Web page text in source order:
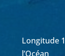
Longitude
l’Océan